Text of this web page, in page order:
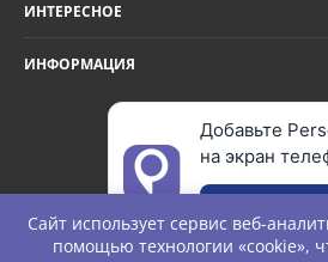
ИНТЕРЕСНОЕ
ИНФОРМАЦИЯ
Добавьте
на экран
Сайт использует сервис веб-
помощью технологии «cookie»,